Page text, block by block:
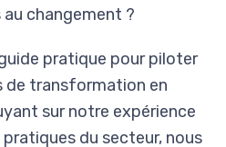
changement ?
pratique pour piloter
de transformation en
sur notre expérience
du secteur, nous